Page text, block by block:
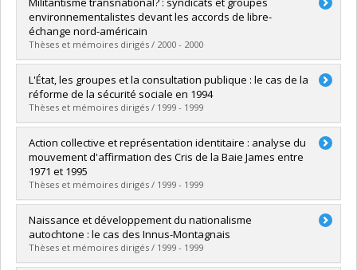
Cycle :Doctorat
Diplôme obtenu :Ph. D.
Lien vers le document dans Papyrus
environnementalistes devant les accords de libre-
échange nord-américain
Thèses et mémoires dirigés / 2000 - 2000
Diplômé(e) :Larose, Chalmers
Cycle :Doctorat
Diplôme obtenu :Ph. D.
Lien vers le document dans Papyrus
L'État, les groupes et la consultation publique : le cas de la
réforme de la sécurité sociale en 1994
Thèses et mémoires dirigés / 1999 - 1999
Diplômé(e) :Laforest, Rachel
Cycle :Maîtrise
Diplôme obtenu :
Lien vers le document dans Papyrus
Action collective et représentation identitaire : analyse du
mouvement d'affirmation des Cris de la Baie James entre
1971 et 1995
Thèses et mémoires dirigés / 1999 - 1999
Diplômé(e) :Papillon, Martin
Cycle :Maîtrise
Diplôme obtenu :M. Sc.
Lien vers le document dans Papyrus
Naissance et développement du nationalisme
autochtone : le cas des Innus-Montagnais
Thèses et mémoires dirigés / 1999 - 1999